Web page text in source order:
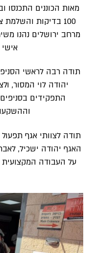
מאות הכוננים התכנסו
100 בדיקות
מרחב ירושלים נהנו
תודה רבה לראשי
יהודה לוי המסור,
התפקידים
תודה לצוותי אגף
האגף יהודה ישכיל,
על העבודה